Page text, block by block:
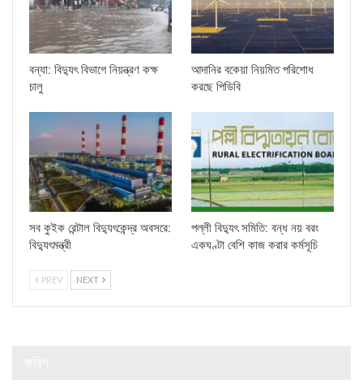
বন্যা: বিদ্যুৎ বিভাগে নিয়ন্ত্রণ কক্ষ
চালু
আদানির বকেয়া নিয়মিত পরিশোধ
করছে পিডিবি
সব কুইক রেন্টাল বিদ্যুৎকেন্দ্র অবসরে:
বিদ্যুৎমন্ত্রী
পল্লী বিদ্যুৎ সমিতি: বন্ধ নয় বরং
একঘণ্টা বেশি কাজ করার কর্মসূচি
PREV NEXT